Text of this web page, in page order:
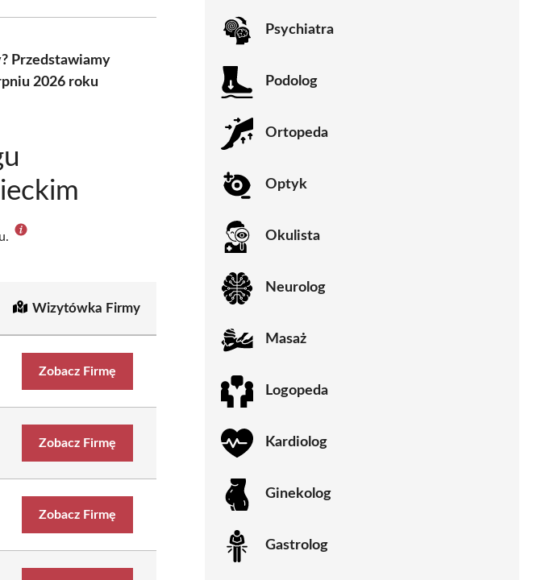
Przedstawiamy
2026 roku
Wizytówka Firmy
Zobacz Firmę
Zobacz Firmę
Zobacz Firmę
Psychiatra
Podolog
Ortopeda
Optyk
Okulista
Neurolog
Masaż
Logopeda
Kardiolog
Ginekolog
Gastrolog